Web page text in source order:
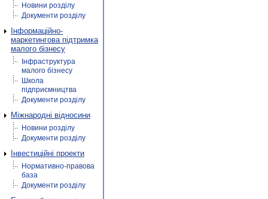
Новини розділу
Документи розділу
Інформаційно-
маркетингова підтримка
малого бізнесу
Інфраструктура
малого бізнесу
Школа
підприємництва
Документи розділу
Міжнародні відносини
Новини розділу
Документи розділу
Інвестиційні проекти
Нормативно-правова
база
Документи розділу